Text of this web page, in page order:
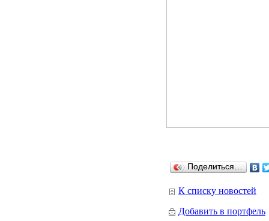
Поделиться…
К списку новостей
Добавить в портфель